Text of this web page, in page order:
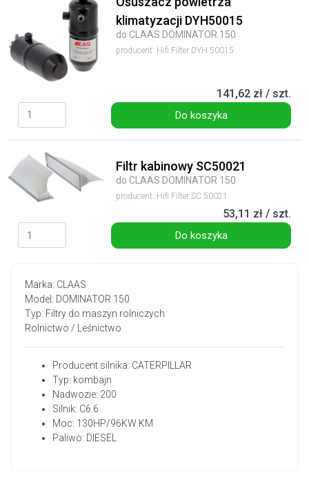
Marka: CLAAS
Model: DOMINATOR 150
Typ: Filtry do maszyn rolniczych
Rolnictwo / Leśnictwo
Producent silnika: CATERPILLAR
Typ: kombajn
Nadwozie: 200
Silnik: C6.6
Moc: 130HP/96KW KM
Paliwo: DIESEL
klimatyzacji DYH50015
do CLAAS DOMINATOR 150
producent: Hifi Filter DYH 50015
141,62 zł / szt.
Do koszyka
Filtr kabinowy SC50021
do CLAAS DOMINATOR 150
producent: Hifi Filter SC 50021
53,11 zł / szt.
Do koszyka